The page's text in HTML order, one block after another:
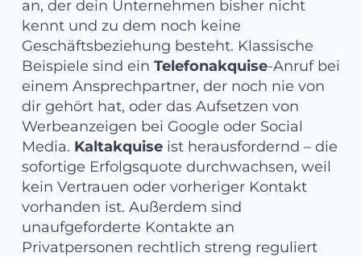
an, der dein Unternehmen bisher nicht
kennt und zu dem noch keine
Geschäftsbeziehung besteht. Klassische
Beispiele sind ein Telefonakquise-Anruf bei
einem Ansprechpartner, der noch nie von
dir gehört hat, oder das Aufsetzen von
Werbeanzeigen bei Google oder Social
Media. Kaltakquise ist herausfordernd – die
sofortige Erfolgsquote durchwachsen, weil
kein Vertrauen oder vorheriger Kontakt
vorhanden ist. Außerdem sind
unaufgeforderte Kontakte an
Privatpersonen rechtlich streng reguliert